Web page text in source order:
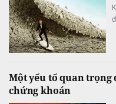
Một yếu tố quan
chứng khoán